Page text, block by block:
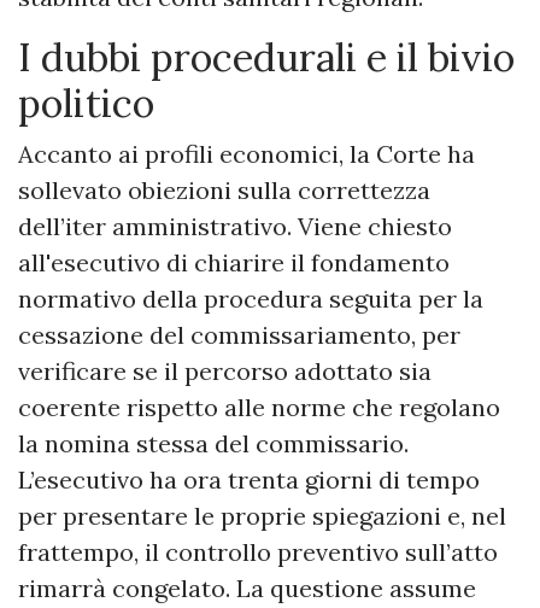
​I dubbi procedurali e il bivio
politico
​Accanto ai profili economici, la Corte ha
sollevato obiezioni sulla correttezza
dell’iter amministrativo. Viene chiesto
all'esecutivo di chiarire il fondamento
normativo della procedura seguita per la
cessazione del commissariamento, per
verificare se il percorso adottato sia
coerente rispetto alle norme che regolano
la nomina stessa del commissario.
L’esecutivo ha ora trenta giorni di tempo
per presentare le proprie spiegazioni e, nel
frattempo, il controllo preventivo sull’atto
rimarrà congelato. La questione assume